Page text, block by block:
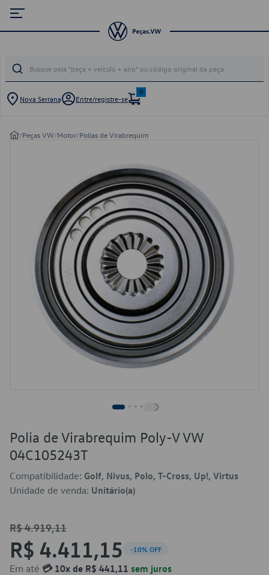
Nova Serrana Entre/registre-se
0
/Peças VW/Motor/Polias de Virabrequim
Polia de Virabrequim Poly-V VW
04C105243T
Compatibilidade: Golf, Nivus, Polo, T-Cross, Up!, Virtus
Unidade de venda: Unitário(a)
R$ 4.919,11
R$ 4.411,15 -10% OFF
Em até 💳 10x de R$ 441,11 sem juros